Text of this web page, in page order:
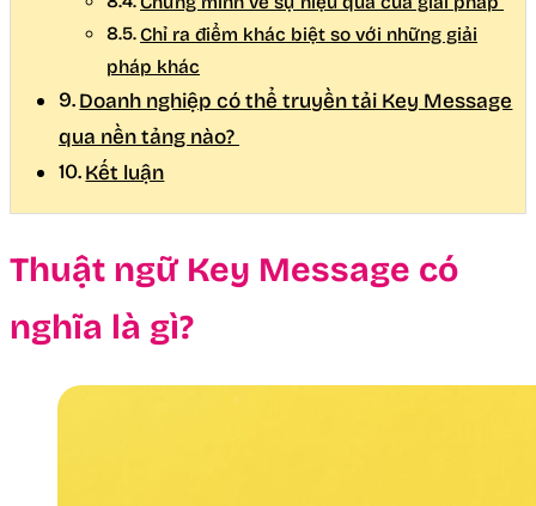
Chỉ ra điểm khác biệt so với những giải
pháp khác
Doanh nghiệp có thể truyền tải Key Message
qua nền tảng nào?
Kết luận
Thuật ngữ Key Message có
nghĩa là gì?